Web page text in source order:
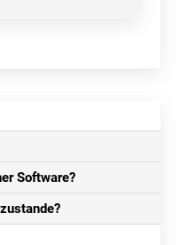
Software?